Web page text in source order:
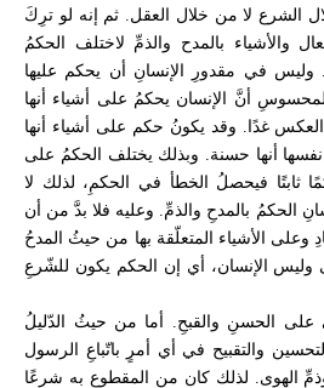
الشرع لا من خلال العقل. ثم إنه لو ترِكَ
والأشياء بالمدح والذمِّ لاختلف الحكمُ
وليس في مقدورِ الإنسانِ أن يحكم عليها
أنَّ الإنسان يحكمُ على أشياء أنها
غدًا. وقد يكونُ حكم على أشياء أنها
نفسها أنها حسنة. وبذلك يختلف الحكمُ على
ثابتًا فيحصلُ الخطأ في الحكمِ، لذلك لا
الحكمُ بالمدحِ والذمِّ. وعليه فلا بدَّ من أن
وعلى الأشياء المتعلّقة بها من حيثُ المدحُ
وليس الإنسان، أي إن الحكم يكون للشّرعِ
على الحسنِ والقبحِ. أما من حيثُ الدّليلُ
والتقبيح في أي أمرٍ باتّباعِ الرسول
الهوى. لذلك كان من المقطوعِ به شرعًا